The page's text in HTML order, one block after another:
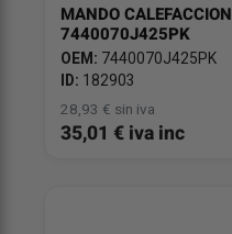
MANDO
7440070J425PK
OEM: 7440070J425PK
ID: 182903
28,93 € sin iva
35,01 € iva inc